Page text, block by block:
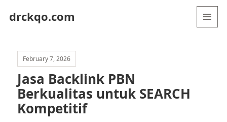
drckqo.com
February 7, 2026
Jasa Backlink PBN
Berkualitas untuk SEARCH
Kompetitif